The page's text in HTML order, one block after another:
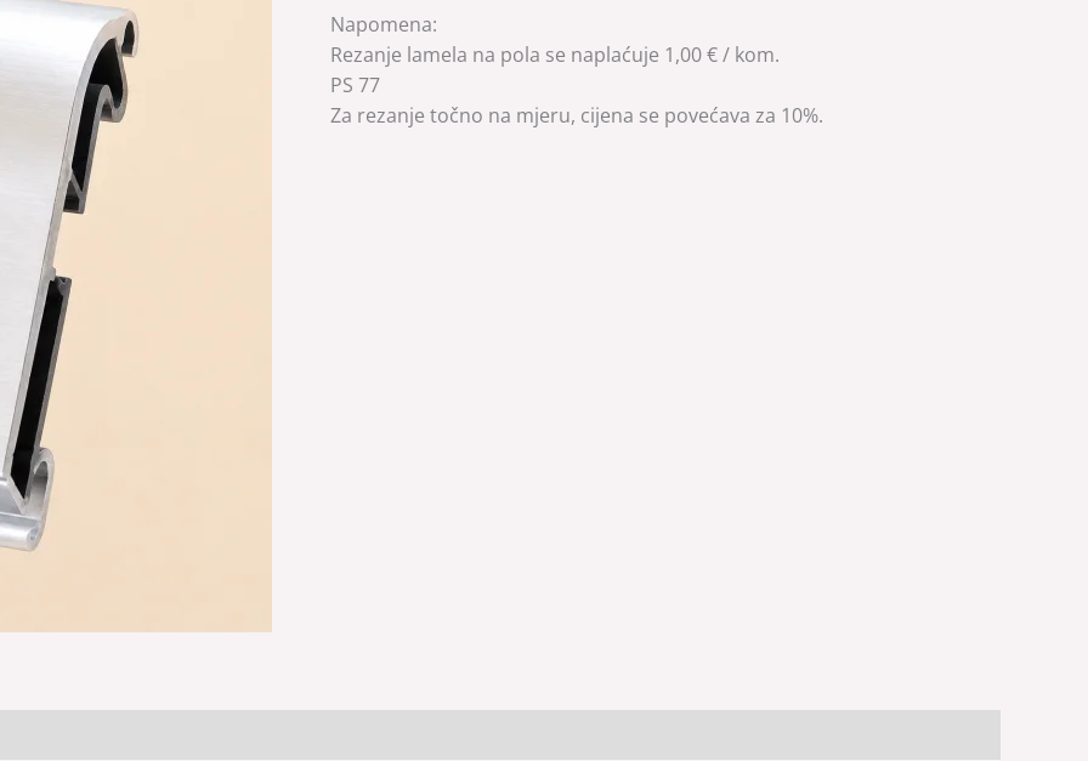
Napomena:
Rezanje lamela na pola se naplaćuje 1,00 € / kom.
PS 77
Za rezanje točno na mjeru, cijena se povećava za 10%.